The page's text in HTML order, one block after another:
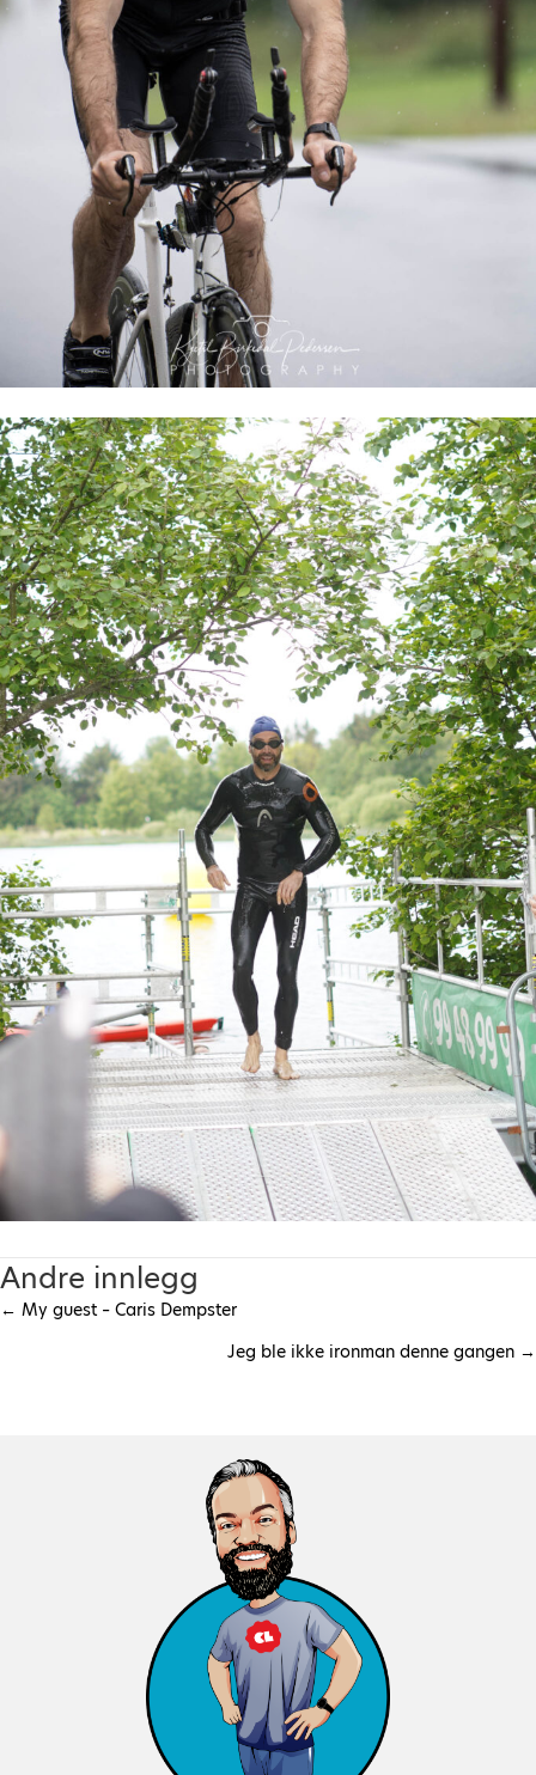
Andre innlegg
← My guest – Caris Dempster
Jeg ble ikke ironman denne gangen →